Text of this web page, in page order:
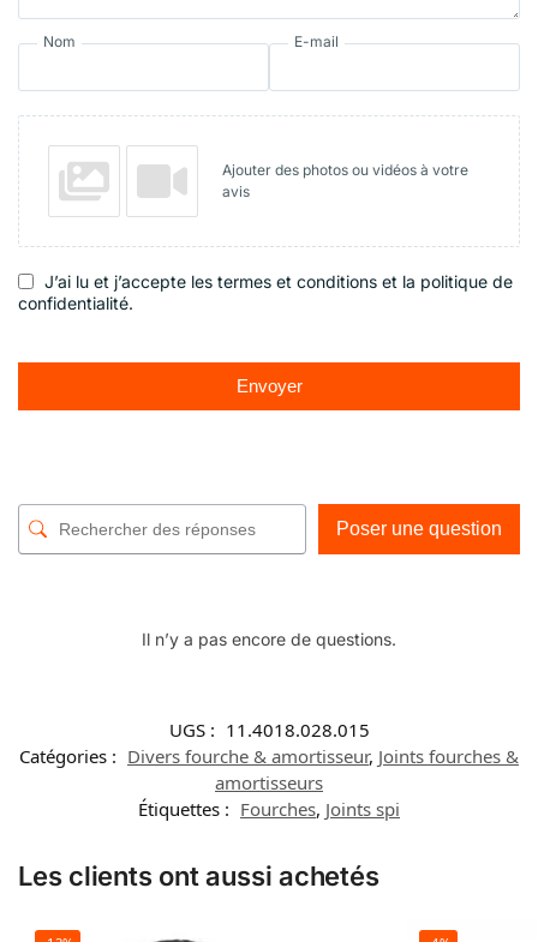
Nom E-mail
Ajouter des photos ou vidéos à votre
avis
J’ai lu et j’accepte les termes et conditions et la politique de
confidentialité.
Envoyer
Poser une question
Il n’y a pas encore de questions.
UGS : 11.4018.028.015
Catégories : Divers fourche & amortisseur, Joints fourches &
amortisseurs
Étiquettes : Fourches, Joints spi
Les clients ont aussi achetés